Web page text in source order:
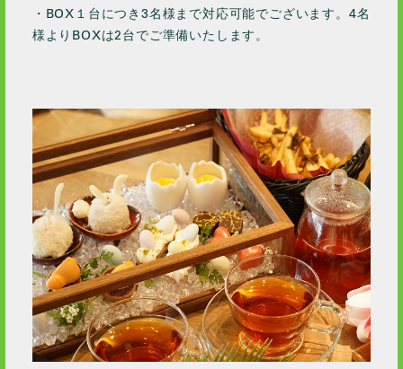
・BOX１台につき3名様まで対応可能でございます。4名
様よりBOXは2台でご準備いたします。